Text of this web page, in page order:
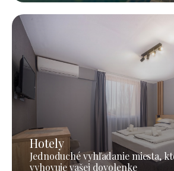
Hotely
Jednoduché vyhľadanie miesta,
vyhovuje vašej dovolenke